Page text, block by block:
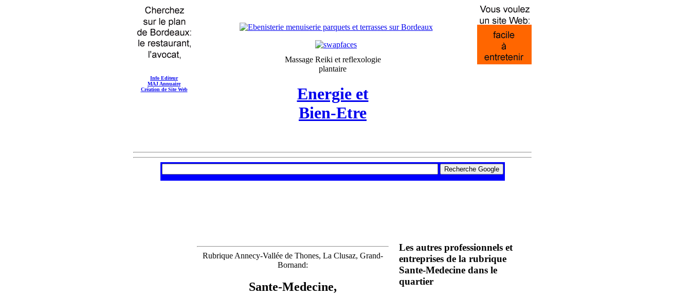
Info Editeur
MAJ Annuaire
Création de Site Web
Massage Reiki et reflexologie
plantaire
Energie et
Bien-Etre
Rubrique Annecy-Vallée de Thones, La Clusaz, Grand-
Bornand:
Sante-Medecine,
Les autres professionnels et
entreprises de la rubrique
Sante-Medecine dans le
quartier